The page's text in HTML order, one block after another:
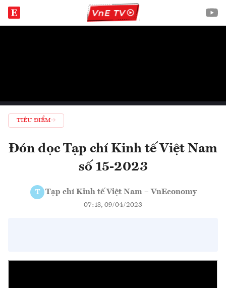
TIÊU ĐIỂM
Đón đọc Tạp chí Kinh tế Việt Nam
số 15-2023
T Tạp chí Kinh tế Việt Nam – VnEconomy
07:18, 09/04/2023